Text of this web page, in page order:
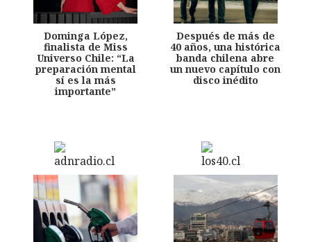
Dominga López,
finalista de Miss
Universo Chile: “La
preparación mental
sí es la más
importante”
Después de más de
40 años, una histórica
banda chilena abre
un nuevo capítulo con
disco inédito